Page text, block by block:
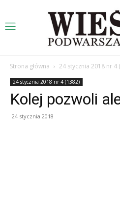
Strona główna 24 stycznia 2018 nr 4
24 stycznia 2018 nr 4 (1382)
Kolej pozwoli
24 stycznia 2018